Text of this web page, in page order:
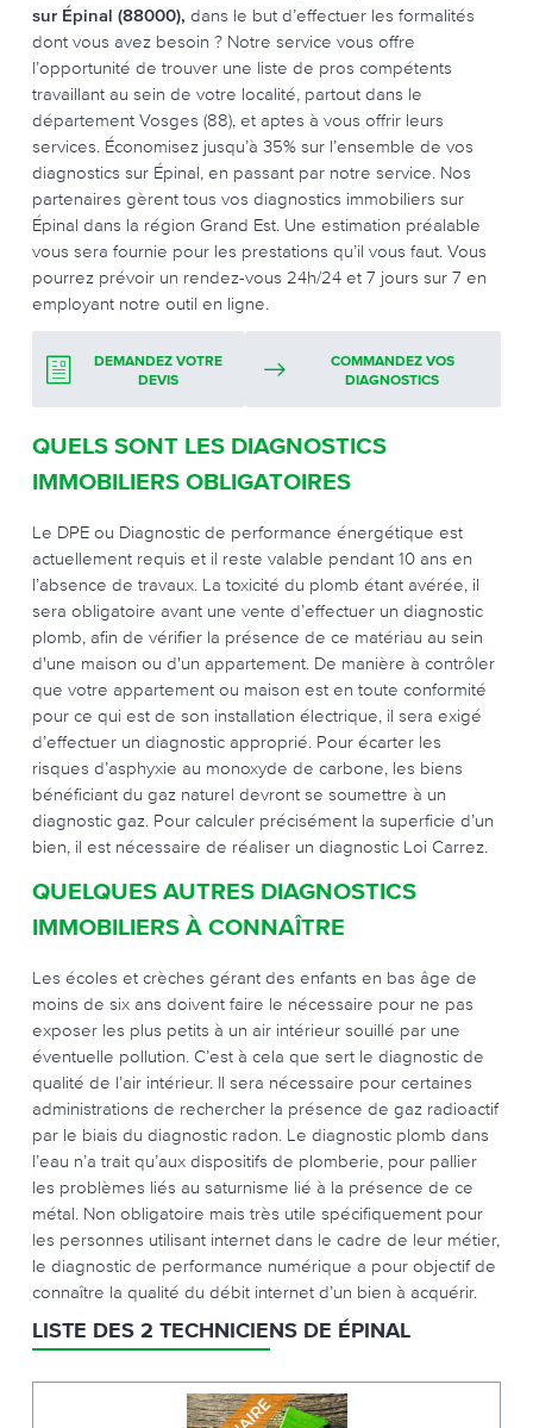
sur Épinal (88000), dans le but d’effectuer les formalités
dont vous avez besoin ? Notre service vous offre
l’opportunité de trouver une liste de pros compétents
travaillant au sein de votre localité, partout dans le
département Vosges (88), et aptes à vous offrir leurs
services. Économisez jusqu’à 35% sur l’ensemble de vos
diagnostics sur Épinal, en passant par notre service. Nos
partenaires gèrent tous vos diagnostics immobiliers sur
Épinal dans la région Grand Est. Une estimation préalable
vous sera fournie pour les prestations qu’il vous faut. Vous
pourrez prévoir un rendez-vous 24h/24 et 7 jours sur 7 en
employant notre outil en ligne.
DEMANDEZ VOTRE
DEVIS
COMMANDEZ VOS
DIAGNOSTICS
QUELS SONT LES DIAGNOSTICS
IMMOBILIERS OBLIGATOIRES
Le DPE ou Diagnostic de performance énergétique est
actuellement requis et il reste valable pendant 10 ans en
l’absence de travaux. La toxicité du plomb étant avérée, il
sera obligatoire avant une vente d’effectuer un diagnostic
plomb, afin de vérifier la présence de ce matériau au sein
d'une maison ou d'un appartement. De manière à contrôler
que votre appartement ou maison est en toute conformité
pour ce qui est de son installation électrique, il sera exigé
d’effectuer un diagnostic approprié. Pour écarter les
risques d’asphyxie au monoxyde de carbone, les biens
bénéficiant du gaz naturel devront se soumettre à un
diagnostic gaz. Pour calculer précisément la superficie d’un
bien, il est nécessaire de réaliser un diagnostic Loi Carrez.
QUELQUES AUTRES DIAGNOSTICS
IMMOBILIERS À CONNAÎTRE
Les écoles et crèches gérant des enfants en bas âge de
moins de six ans doivent faire le nécessaire pour ne pas
exposer les plus petits à un air intérieur souillé par une
éventuelle pollution. C’est à cela que sert le diagnostic de
qualité de l’air intérieur. Il sera nécessaire pour certaines
administrations de rechercher la présence de gaz radioactif
par le biais du diagnostic radon. Le diagnostic plomb dans
l’eau n’a trait qu’aux dispositifs de plomberie, pour pallier
les problèmes liés au saturnisme lié à la présence de ce
métal. Non obligatoire mais très utile spécifiquement pour
les personnes utilisant internet dans le cadre de leur métier,
le diagnostic de performance numérique a pour objectif de
connaître la qualité du débit internet d’un bien à acquérir.
LISTE DES 2 TECHNICIENS DE ÉPINAL